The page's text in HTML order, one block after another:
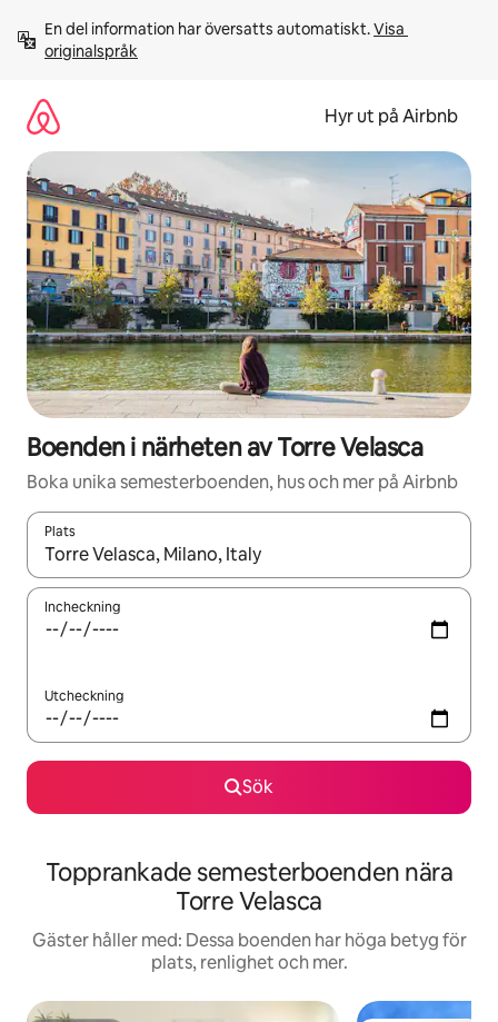
innehåll
En del information har översatts automatiskt. Visa
originalspråk
Hyr ut på Airbnb
Boenden i närheten av Torre Velasca
Boka unika semesterboenden, hus och mer på Airbnb
Plats
När resultaten är tillgängliga kan du navigera med upp- och
Incheckning
Utcheckning
Sök
Topprankade semesterboenden nära
Torre Velasca
Gäster håller med: Dessa boenden har höga betyg för
plats, renlighet och mer.